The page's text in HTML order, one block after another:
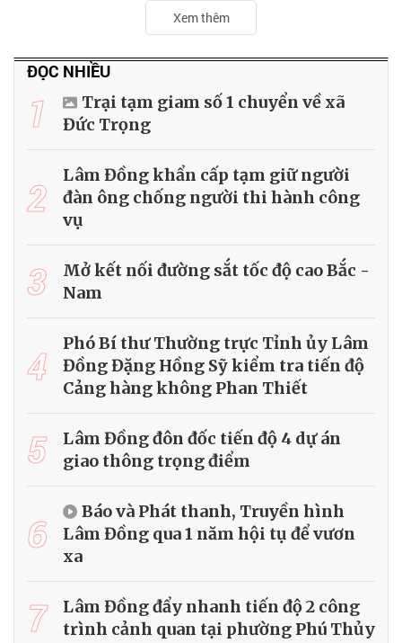
Xem thêm
ĐỌC NHIỀU
1
Trại tạm giam số 1 chuyển về xã
Đức Trọng
2
Lâm Đồng khẩn cấp tạm giữ người
đàn ông chống người thi hành công
vụ
3
Mở kết nối đường sắt tốc độ cao Bắc -
Nam
4
Phó Bí thư Thường trực Tỉnh ủy Lâm
Đồng Đặng Hồng Sỹ kiểm tra tiến độ
Cảng hàng không Phan Thiết
5
Lâm Đồng đôn đốc tiến độ 4 dự án
giao thông trọng điểm
6
Báo và Phát thanh, Truyền hình
Lâm Đồng qua 1 năm hội tụ để vươn
xa
7
Lâm Đồng đẩy nhanh tiến độ 2 công
trình cảnh quan tại phường Phú Thủy